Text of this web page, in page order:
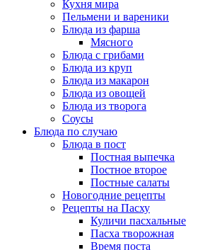
Кухня мира
Пельмени и вареники
Блюда из фарша
Мясного
Блюда с грибами
Блюда из круп
Блюда из макарон
Блюда из овощей
Блюда из творога
Соусы
Блюда по случаю
Блюда в пост
Постная выпечка
Постное второе
Постные салаты
Новогодние рецепты
Рецепты на Пасху
Куличи пасхальные
Пасха творожная
Время поста